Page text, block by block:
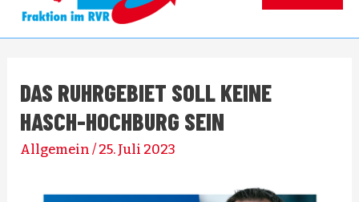
DAS RUHRGEBIET SOLL KEINE
HASCH-HOCHBURG SEIN
Allgemein / 25. Juli 2023